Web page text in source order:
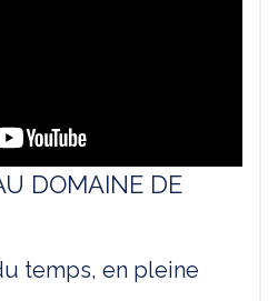
DOMAINE DE
temps, en pleine